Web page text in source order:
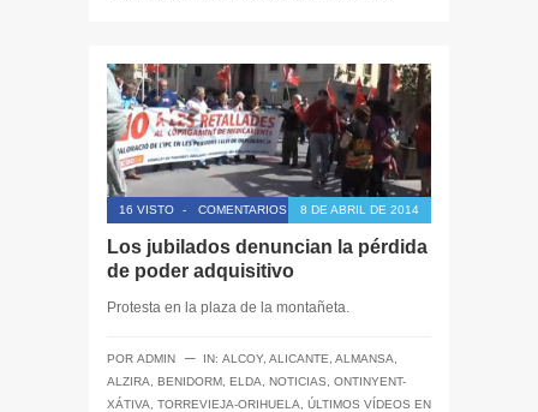
16 VISTO - COMENTARIOS CERRADOS8 DE ABRIL DE 2014
Los jubilados denuncian la pérdida
de poder adquisitivo
Protesta en la plaza de la montañeta.
POR ADMIN ─ IN: ALCOY, ALICANTE ALMANSA
ALZIRA
BENIDORM ELDA NOTICIAS
ONTINYENT-
XÁTIVA
TORREVIEJA-ORIHUELA
ÚLTIMOS VÍDEOS EN